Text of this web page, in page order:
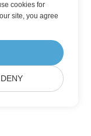
cookies for
site, you agree
DENY